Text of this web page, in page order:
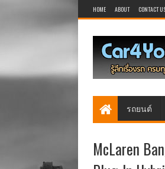
HOME ABOUT CONTACT
รถยนต์
McLaren